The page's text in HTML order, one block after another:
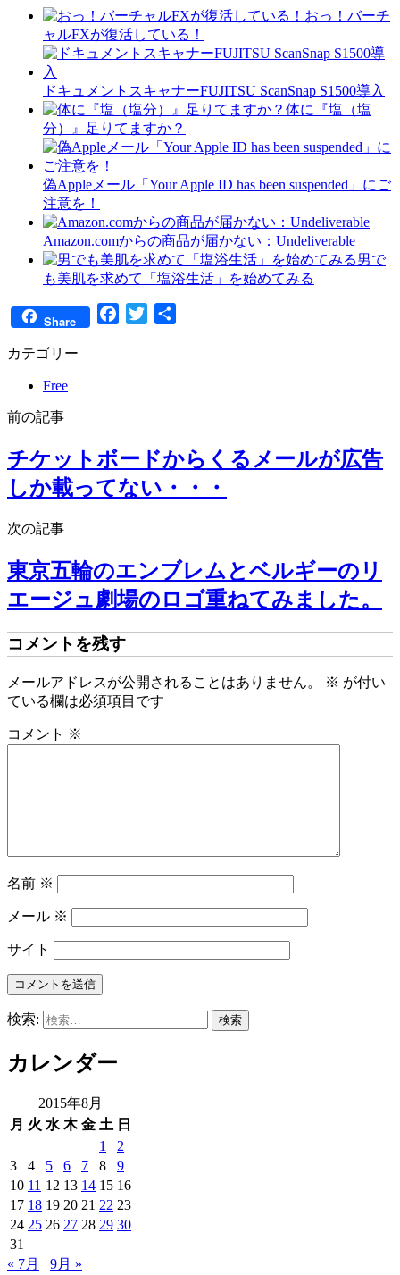
おっ！バーチ
ャルFXが復活している！
ドキュメントスキャナーFUJITSU ScanSnap S1500導入
体に『塩（塩
分）』足りてますか？
偽Appleメール「Your Apple ID has been suspended」にご
注意を！
Amazon.comからの商品が届かない：Undeliverable
男で
も美肌を求めて「塩浴生活」を始めてみる
Share Facebook
Twitter
カテゴリー
Free
前の記事
チケットボードからくるメールが広告
しか載ってない・・・
次の記事
東京五輪のエンブレムとベルギーのリ
エージュ劇場のロゴ重ねてみました。
コメントを残す
メールアドレスが公開されることはありません。 ※ が付い
ている欄は必須項目です
コメント ※
名前 ※
メール ※
サイト
検索:
カレンダー
2015年8月
月 火 水 木 金 土 日
1
2
3
4 5 6 7 8
9
10 11 12 13 14 15 16
17 18 19 20 21 22 23
24 25 26 27 28 29 30
31
« 7月
9月 »